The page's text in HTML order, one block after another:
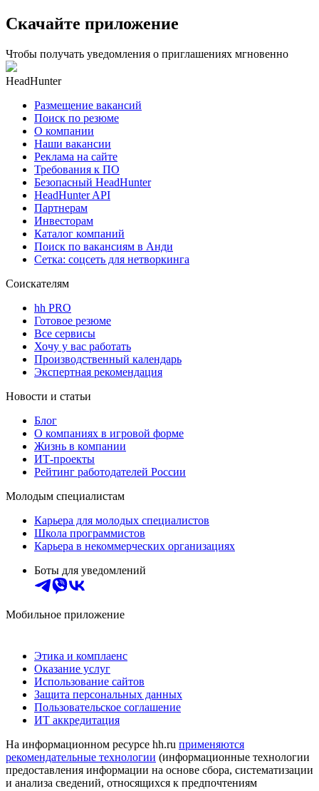
Скачайте приложение
Чтобы получать уведомления о приглашениях мгновенно
HeadHunter
Размещение вакансий
Поиск по резюме
О компании
Наши вакансии
Реклама на сайте
Требования к ПО
Безопасный HeadHunter
HeadHunter API
Партнерам
Инвесторам
Каталог компаний
Поиск по вакансиям в Анди
Сетка: соцсеть для нетворкинга
Соискателям
hh PRO
Готовое резюме
Все сервисы
Хочу у вас работать
Производственный календарь
Экспертная рекомендация
Новости и статьи
Блог
О компаниях в игровой форме
Жизнь в компании
ИТ-проекты
Рейтинг работодателей России
Молодым специалистам
Карьера для молодых специалистов
Школа программистов
Карьера в некоммерческих организациях
Боты для уведомлений
Мобильное приложение
Этика и комплаенс
Оказание услуг
Использование сайтов
Защита персональных данных
Пользовательское соглашение
ИТ аккредитация
На информационном ресурсе hh.ru применяются
рекомендательные технологии (информационные технологии
предоставления информации на основе сбора, систематизации
и анализа сведений, относящихся к предпочтениям